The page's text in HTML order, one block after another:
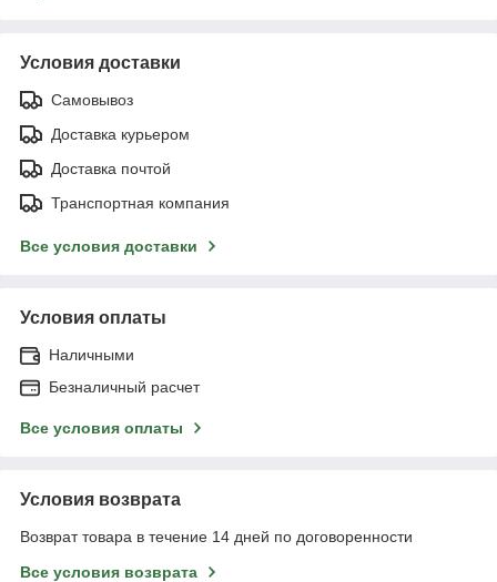
Условия доставки
Самовывоз
Доставка курьером
Доставка почтой
Транспортная компания
Все условия доставки
Условия оплаты
Наличными
Безналичный расчет
Все условия оплаты
Условия возврата
Возврат товара в течение 14 дней по договоренности
Все условия возврата